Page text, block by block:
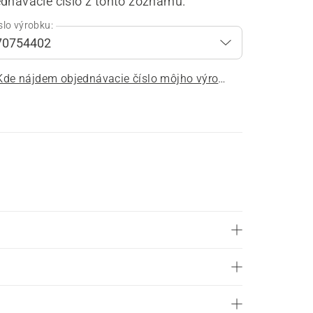
výrobku:
Kde nájdem objednávacie číslo môjho výrobku